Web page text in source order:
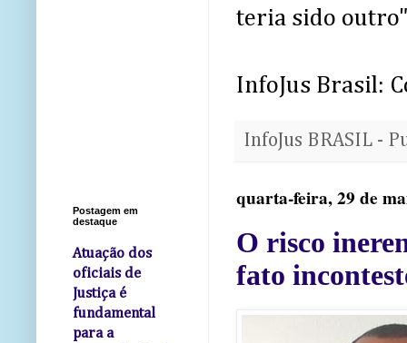
teria sido
InfoJus Brasil:
InfoJus BRASIL -
quarta-feira, 29 de
O risco
fato
Postagem em
destaque
Atuação dos
oficiais de
Justiça é
fundamental
para a